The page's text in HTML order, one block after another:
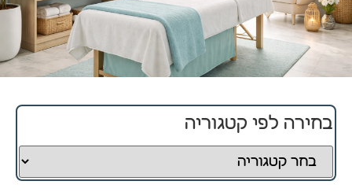
בחירה לפי קטגוריה
חיוניים
קובצי
Cookie